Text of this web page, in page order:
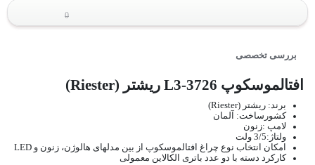
0
بررسی تخصصی
افتالموسکوپ 3726-L3 ریشتر (Riester)
برند: ریشتر (Riester)
کشورساخت: آلمان
لامپ :زنون
ولتاژ:3/5 ولت
امکان انتخاب نوع چراغ افتالموسکوپ از بین مدلهای هالوژن، زنون و LED
کارکرد دسته با دو عدد باتری الکالاین معمولی